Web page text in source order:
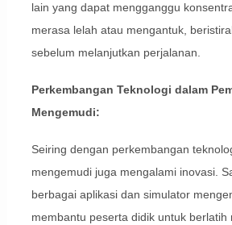
lain yang dapat mengganggu
merasa lelah atau mengantuk,
sebelum melanjutkan perjalanan.
Perkembangan Teknologi dalam
Mengemudi:
Seiring dengan perkembangan
mengemudi juga mengalami inovasi.
berbagai aplikasi dan simulator
membantu peserta didik untuk berlatih